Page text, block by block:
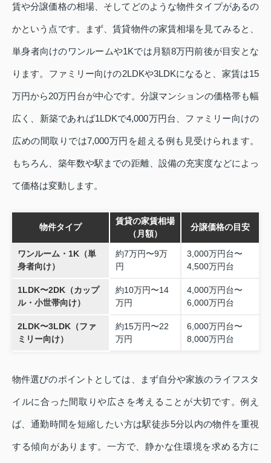
賃や分譲価格の相場、そしてどのような物件タイプがあるの
かという点です。まず、賃貸物件の家賃相場を見てみると、
単身者向けのワンルームや1Kでは月額8万円前後が目安とな
ります。ファミリー向けの2LDKや3LDKになると、家賃は15
万円から20万円台が中心です。分譲マンションの価格帯も幅
広く、新築であれば1LDKで4,000万円台、ファミリー向けの
広めの間取りでは7,000万円を超える例も見受けられます。
もちろん、築年数や駅までの距離、設備の充実度などによっ
て価格は変動します。
物件タイプ
賃貸の家賃相場
（月額）
分譲価格の目安
ワンルーム・1K（単
身者向け）
約7万円〜9万
円
3,000万円台〜
4,500万円台
1LDK〜2DK（カップ
ル・小世帯向け）
約10万円〜14
万円
4,000万円台〜
6,000万円台
2LDK〜3LDK（ファ
ミリー向け）
約15万円〜22
万円
6,000万円台〜
8,000万円台
物件選びのポイントとしては、まず自分や家族のライフスタ
イルに合った間取りや広さを考えることが大切です。例え
ば、通勤時間を短縮したい方は駅徒歩5分以内の物件を重視
する傾向があります。一方で、静かな住環境を求める方に